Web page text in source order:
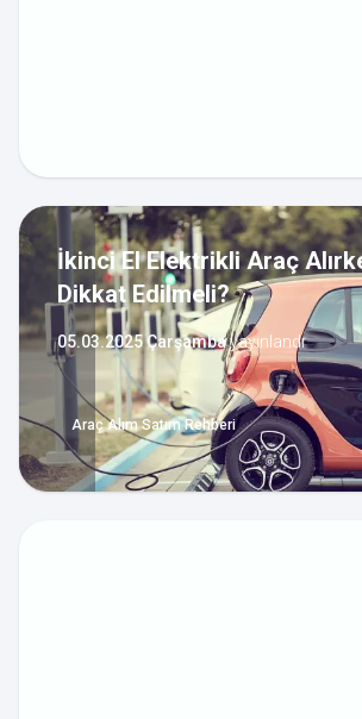
İkinci El Elektrikli Araç
Dikkat Edilmeli?
05.03.2025 Çarşambayayınlandı
Araç Alım Satım Rehberi